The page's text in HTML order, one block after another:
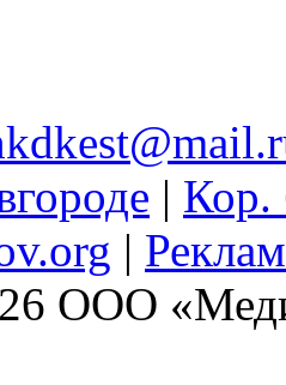
| Кор.
|
ООО